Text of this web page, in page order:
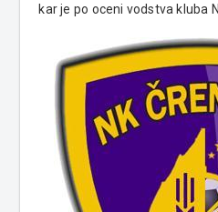
kar je po oceni vodstva kluba